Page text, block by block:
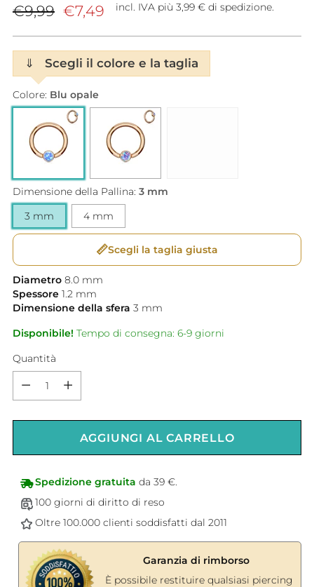
Prezzo
listino
€9,99 €7,49 incl. IVA più 3,99 € di spedizione.
⇓ Scegli il colore e la taglia
Colore: Blu opale
Dimensione della Pallina: 3 mm
3 mm 4 mm
📏Scegli la taglia giusta
Diametro 8.0 mm
Spessore 1.2 mm
Dimensione della sfera 3 mm
Disponibile! Tempo di consegna: 6-9 giorni
Quantità
AGGIUNGI AL CARRELLO
Spedizione gratuita da 39 €.
100 giorni di diritto di reso
Oltre 100.000 clienti soddisfatti dal 2011
Garanzia di rimborso
È possibile restituire qualsiasi piercing